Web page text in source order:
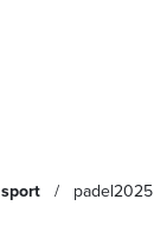
sport padel2025